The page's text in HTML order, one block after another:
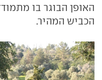
האופן הבוגר בו
הכביש המהיר.